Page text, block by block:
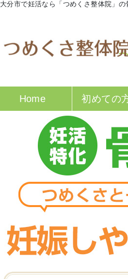
大分市で妊活なら「つめくさ整体院」の
Home 初めての